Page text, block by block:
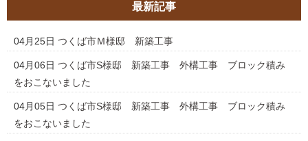
最新記事
04月25日 つくば市Ｍ様邸 新築工事
04月06日 つくば市S様邸 新築工事 外構工事 ブロック積み
をおこないました
04月05日 つくば市S様邸 新築工事 外構工事 ブロック積み
をおこないました